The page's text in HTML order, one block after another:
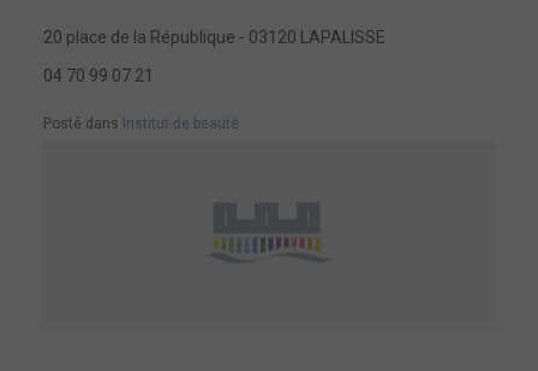
20 place de la République - 03120 LAPALISSE
04 70 99 07 21
Posté dans Institut de beauté